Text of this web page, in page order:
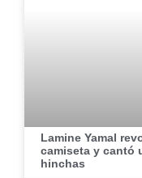
​Lamine Yamal
camiseta y cantó
hinchas